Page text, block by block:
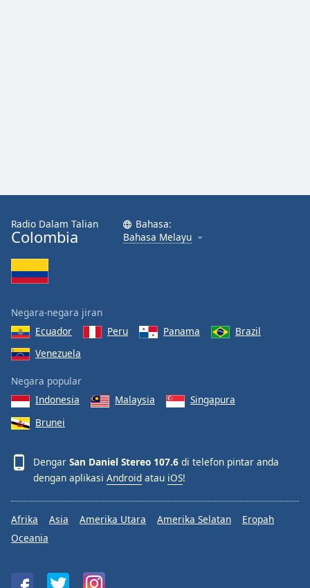
Radio Dalam Talian
Colombia
Bahasa:
Bahasa Melayu
Negara-negara jiran
Ecuador
Peru Panama
Brazil
Venezuela
Negara popular
Indonesia
Malaysia
Singapura
Brunei
Dengar San Daniel Stereo 107.6 di telefon pintar anda
dengan aplikasi Android atau iOS!
Afrika Asia Amerika Utara Amerika Selatan
Eropah
Oceania